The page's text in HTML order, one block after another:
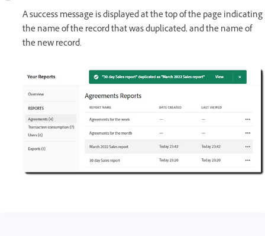
A success message is displayed at the top of the page indicating
the name of the record that was duplicated, and the name of
the new record.